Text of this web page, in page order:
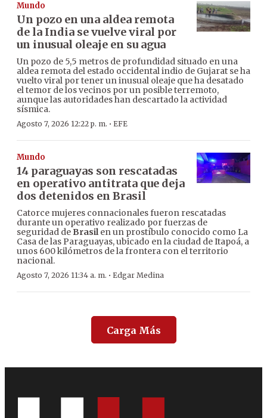
Mundo
Un pozo en una aldea remota
de la India se vuelve viral por
un inusual oleaje en su agua
Un pozo de 5,5 metros de profundidad situado en una
aldea remota del estado occidental indio de Gujarat se ha
vuelto viral por tener un inusual oleaje que ha desatado
el temor de los vecinos por un posible terremoto,
aunque las autoridades han descartado la actividad
sísmica.
Agosto 7, 2026 12:22 p. m. · EFE
Mundo
14 paraguayas son rescatadas
en operativo antitrata que deja
dos detenidos en Brasil
Catorce mujeres connacionales fueron rescatadas
durante un operativo realizado por fuerzas de
seguridad de Brasilen un prostíbulo conocido como La
Casa de las Paraguayas, ubicado en la ciudad de Itapoá, a
unos 600 kilómetros de la frontera con el territorio
nacional.
Agosto 7, 2026 11:34 a. m. · Edgar Medina
Carga Más